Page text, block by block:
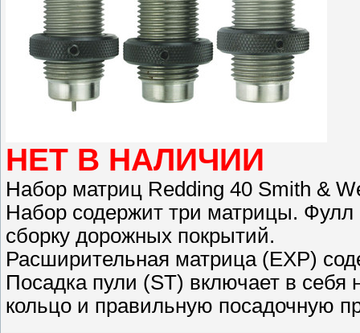
НЕТ В НАЛИЧИИ
Набор матриц Redding 40 Smith &
Набор содержит три матрицы.
сборку дорожных покрытий.
Расширительная матрица (EXP)
Посадка пули (ST) включает в
кольцо и правильную посадочную